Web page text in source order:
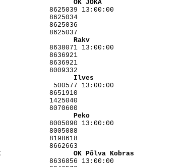
OK JOKA
8625039 13:00:00
8625034
8625036
Rakv
8638071 13:00:00
8636921
8636921
Ilves
500577 13:00:00
8651910
1425040
Peko
8005090 13:00:00
8005088
8198618
II                  OK Põlva Kobras
8636856 13:00:00